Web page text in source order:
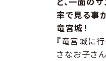
率で見る事
竜宮城！
『竜宮城に
さなお子さ